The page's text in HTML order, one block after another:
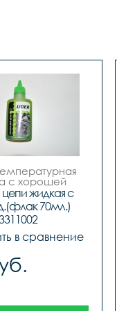
с хорошей
к
нагрузок.
пленку
материала
при высоких
Масло
для
жидкая с
70мл.)
в сравнение